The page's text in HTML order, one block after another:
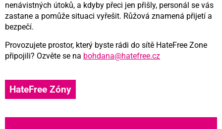
nenávistných útoků, a kdyby přeci jen přišly, personál se vás
zastane a pomůže situaci vyřešit. Růžová znamená přijetí a
bezpečí.
Provozujete prostor, který byste rádi do sítě HateFree Zone
připojili? Ozvěte se na bohdana@hatefree.cz
HateFree Zóny